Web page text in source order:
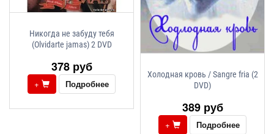
Никогда не забуду тебя
(Olvidarte jamas) 2 DVD
378 руб
+ Подробнее
Холодная кровь / Sangre fria (2
DVD)
389 руб
+ Подробнее